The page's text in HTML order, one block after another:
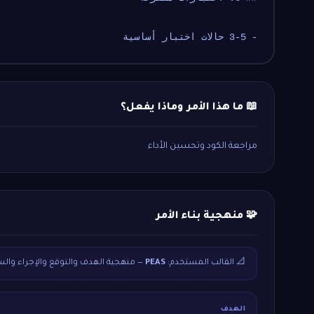
- 3-5 حالات اختبار أساسية
📖 ما هذا الأمر وماذا يفعل؟
مراجعة الكود وتحسين الأداء
🧩 منهجية بناء الأمر
📐 القالب المستخدم: PEAS — منهجية الهدف والتوقع والإجراء
الهدف